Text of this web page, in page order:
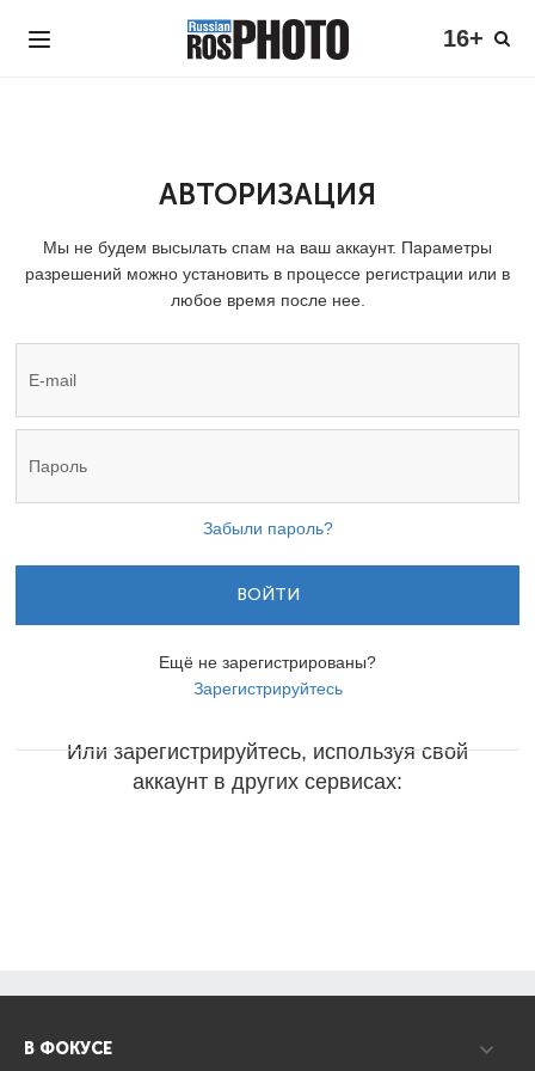
16+
АВТОРИЗАЦИЯ
Мы не будем высылать спам на ваш аккаунт. Параметры
разрешений можно установить в процессе регистрации или в
любое время после нее.
Забыли пароль?
ВОЙТИ
Ещё не зарегистрированы?
Зарегистрируйтесь
Или зарегистрируйтесь, используя свой
аккаунт в других сервисах:
В ФОКУСЕ